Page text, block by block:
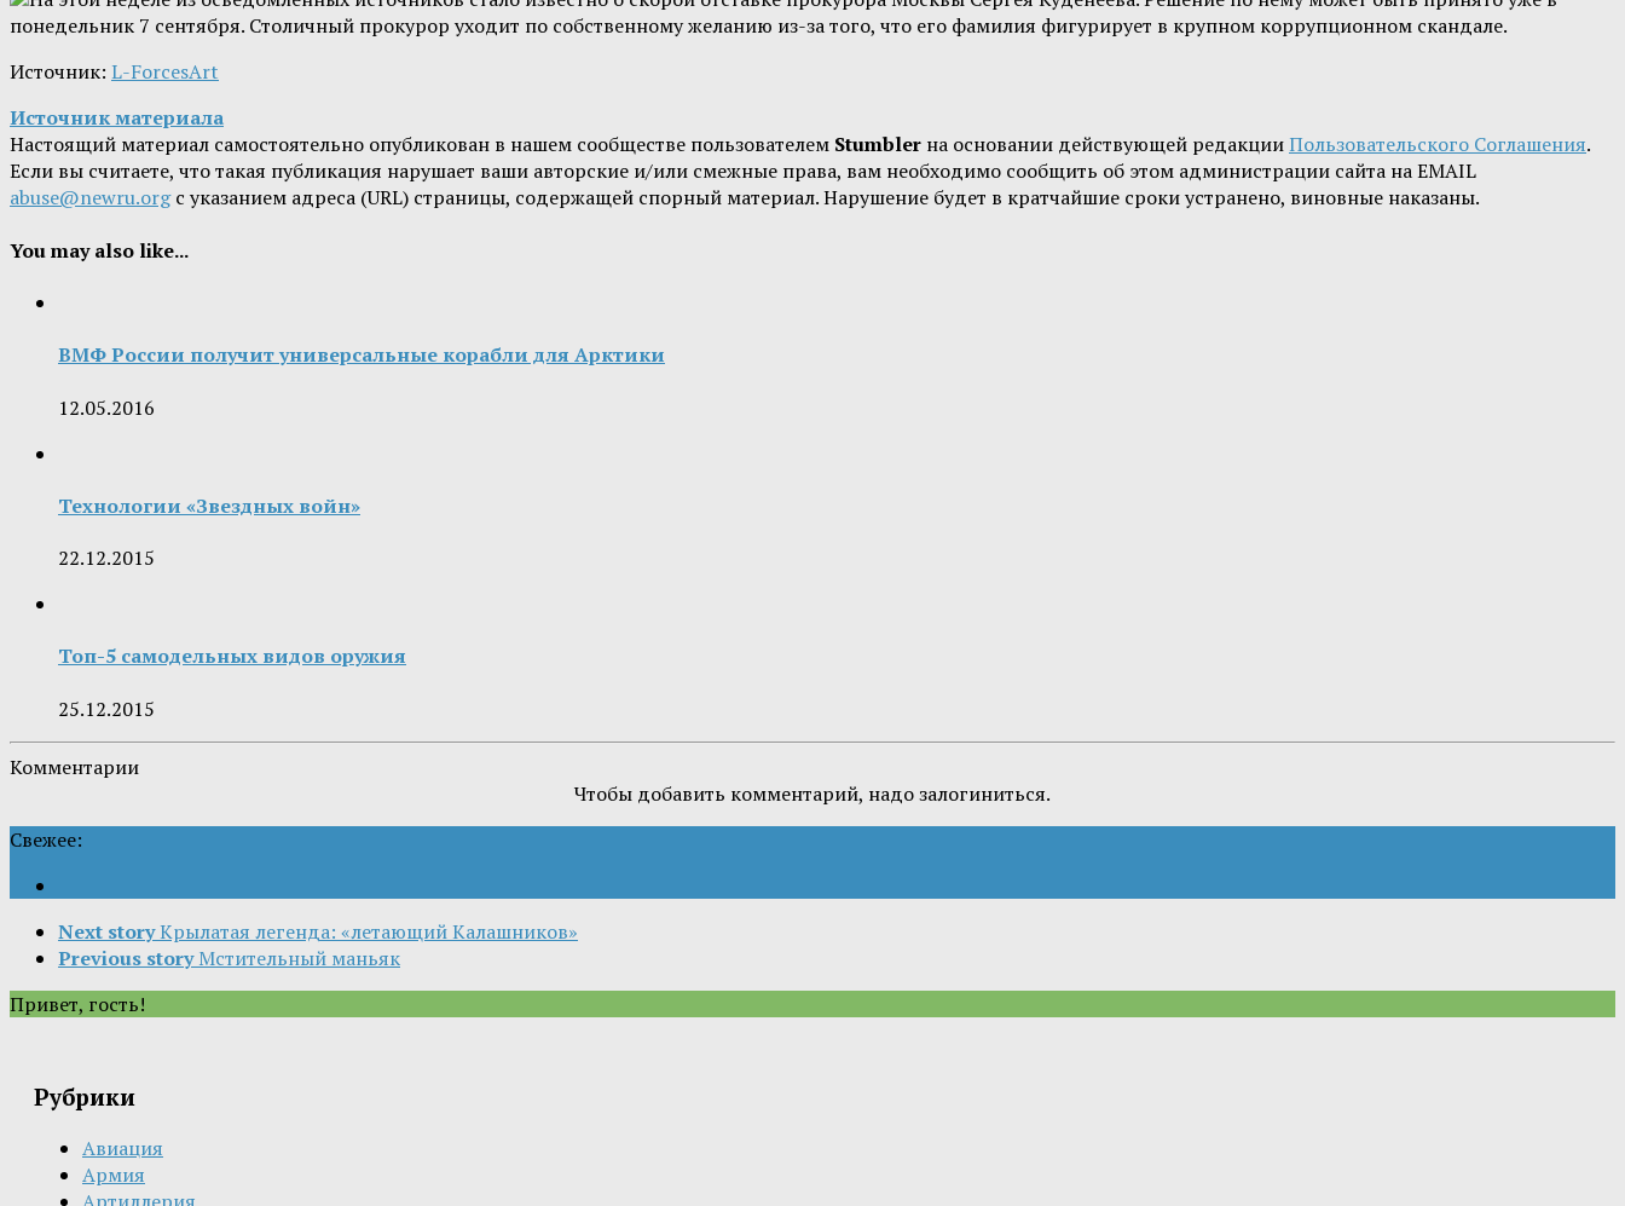
понедельник 7 сентября. Столичный прокурор уходит по собственному желанию из-за того, что его фамилия фигурирует в крупном коррупционном скандале.
Источник: L-ForcesArt
Источник материала
Настоящий материал самостоятельно опубликован в нашем сообществе пользователем Stumbler на основании действующей редакцииПользовательского Соглашения.
Если вы считаете, что такая публикация нарушает ваши авторские и/или смежные права, вам необходимо сообщить об этом администрации сайта на EMAIL
abuse@newru.orgс указанием адреса (URL) страницы, содержащей спорный материал. Нарушение будет в кратчайшие сроки устранено, виновные наказаны.
You may also like...
ВМФ России получит универсальные корабли для Арктики
12.05.2016
Технологии «Звездных войн»
22.12.2015
Топ-5 самодельных видов оружия
25.12.2015
Комментарии
Чтобы добавить комментарий, надо залогиниться.
Свежее:
Next storyКрылатая легенда: «летающий Калашников»
Previous story Мстительный маньяк
Привет, гость!
Рубрики
Авиация
Армия